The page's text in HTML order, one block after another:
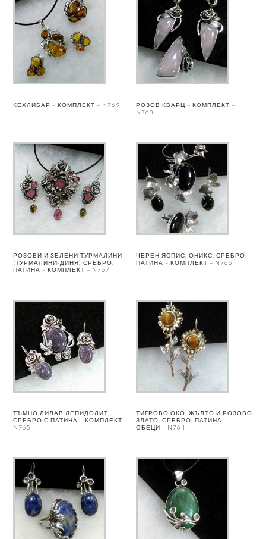
КЕХЛИБАР – КОМПЛЕКТ – N769
РОЗОВ КВАРЦ – КОМПЛЕКТ –
N768
РОЗОВИ И ЗЕЛЕНИ ТУРМАЛИНИ
(ТУРМАЛИНИ-ДИНЯ) СРЕБРО,
ПАТИНА – КОМПЛЕКТ – N767
ЧЕРЕН ЯСПИС, ОНИКС, СРЕБРО,
ПАТИНА – КОМПЛЕКТ – N766
ТЪМНО ЛИЛАВ ЛЕПИДОЛИТ,
СРЕБРО С ПАТИНА – КОМПЛЕКТ –
N765
ТИГРОВО ОКО, ЖЪЛТО И РОЗОВО
ЗЛАТО, СРЕБРО, ПАТИНА –
ОБЕЦИ – N764